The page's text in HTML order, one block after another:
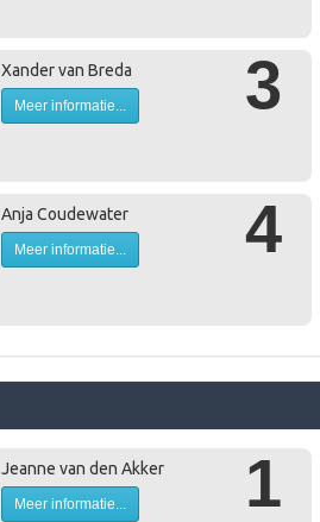
3
Xander van Breda
Meer informatie...
4
Anja Coudewater
Meer informatie...
1
Jeanne van den Akker
Meer informatie...